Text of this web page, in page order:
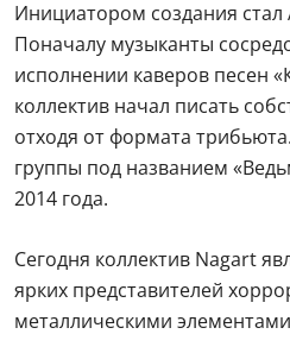
Инициатором создания стал
Поначалу музыканты
исполнении каверов песен
коллектив начал писать
отходя от формата
группы под названием
2014 года.
Сегодня коллектив Nagart
ярких представителей
металлическими